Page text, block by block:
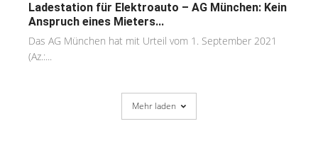
Ladestation für Elektroauto – AG München: Kein
Anspruch eines Mieters...
Das AG München hat mit Urteil vom 1. September 2021
(Az.:...
Mehr laden